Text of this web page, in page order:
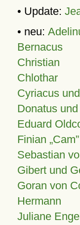
• Update:
• neu:
Bernacus
Christian
Chlothar
Cyriacus
Donatus
Eduard
Finian Cam
Sebastian
Gibert und
Goran von
Hermann
Juliane